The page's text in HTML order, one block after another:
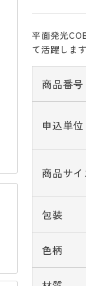
平面発光
て活躍します
商品番号
申込単位
商品サ
包装
色柄